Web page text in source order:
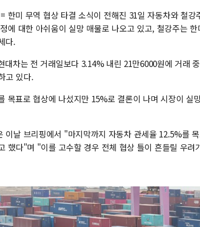
'찜통더위'에 전력
후티 반군, 예멘
한미 무역 협상 타결 소식이 전해진 31일 자동차와 철강
에 대한 아쉬움이 실망 매물로 나오고 있고, 철강주는
다.
대차는 전 거래일보다 3.14% 내린 21만6000원에 거래
고 있다.
목표로 협상에 나섰지만 15%로 결론이 나며 시장이 실
이날 브리핑에서 "마지막까지 자동차 관세율 12.5%를
했다"며 "이를 고수할 경우 전체 협상 틀이 흔들릴 우려